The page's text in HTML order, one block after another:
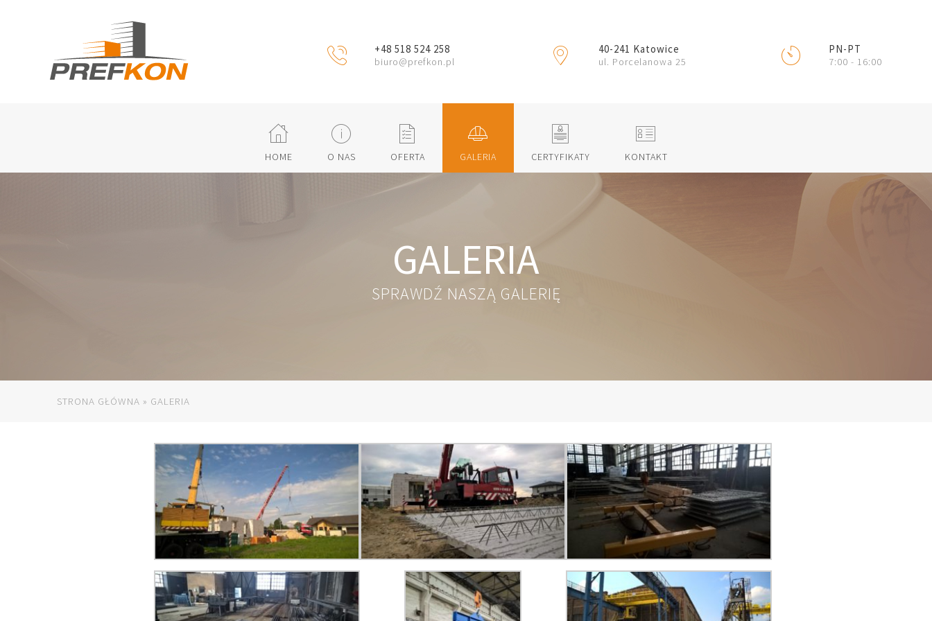
N +48 518 524 258
biuro@prefkon.pl M 40-241 Katowice
ul. Porcelanowa 25 L PN-PT
7:00 - 16:00
A
HOME
B
O NAS
C
OFERTA
D
GALERIA
F
CERTYFIKATY
E
KONTAKT
GALERIA
SPRAWDŹ NASZĄ GALERIĘ
STRONA GŁÓWNA » GALERIA